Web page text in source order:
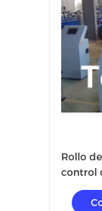
Rollo
control
de la
de